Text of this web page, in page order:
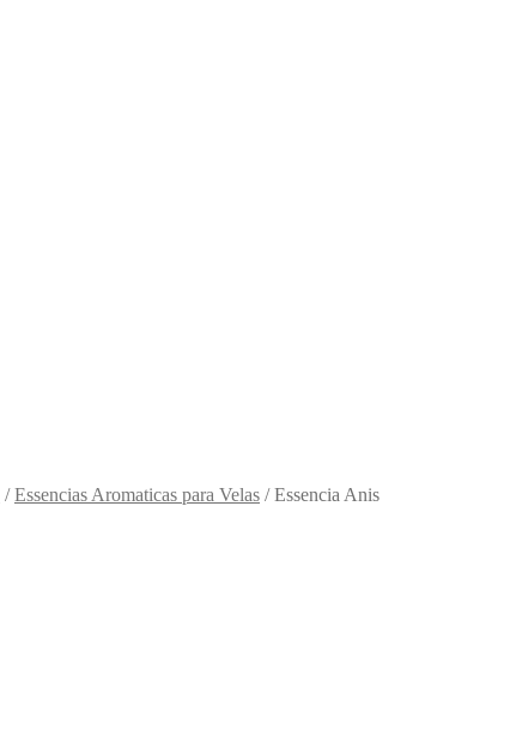
/Essencias Aromaticas para Velas /Essencia Anis